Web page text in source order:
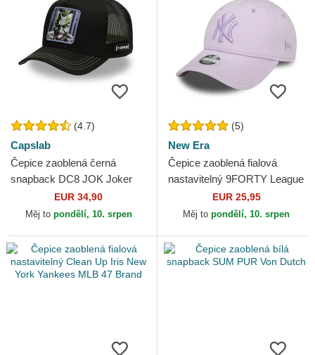
(4.7)
Capslab
Čepice zaoblená černá
snapback DC8 JOK Joker
DC Comics Capslab
EUR 34,90
Měj to pondělí, 10. srpen
(5)
New Era
Čepice zaoblená fialová
nastavitelný 9FORTY League
Essential New York Yankees
MLB New Era
EUR 25,95
Měj to pondělí, 10. srpen